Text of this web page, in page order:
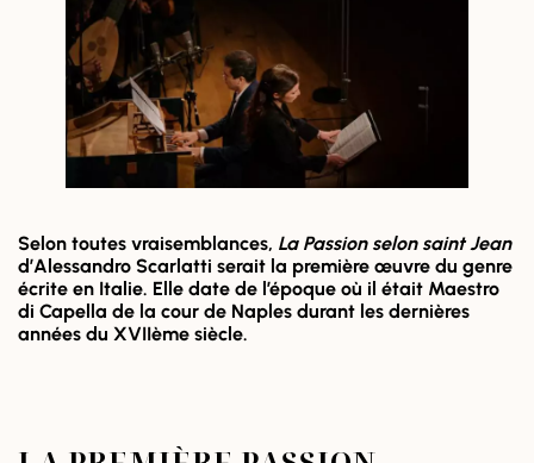
Selon toutes vraisemblances, La Passion selon saint Jean
d’Alessandro Scarlatti serait la première œuvre du genre
écrite en Italie. Elle date de l’époque où il était Maestro
di Capella de la cour de Naples durant les dernières
années du XVIIème siècle.